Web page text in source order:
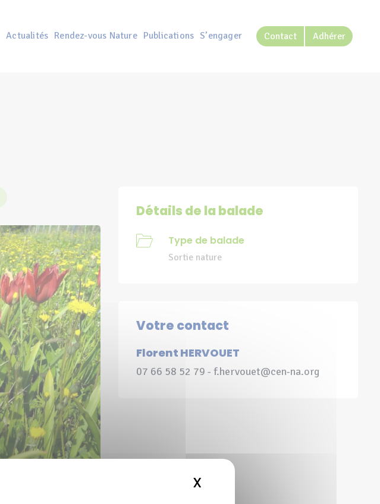
X
Actualités Rendez-vous Nature Publications S’engager Contact Adhérer
Détails de la balade
Type de balade
Sortie nature
Votre contact
Florent HERVOUET
07 66 58 52 79 - f.hervouet@cen-na.org